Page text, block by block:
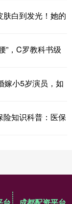
白到发光！她的
”，C罗教科书级
嫁小5岁演员，如
险知识科普：医保